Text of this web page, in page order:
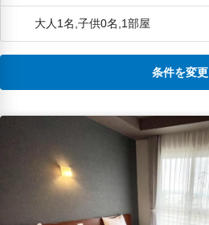
大人1名,子供0名,1部屋
条件を変更